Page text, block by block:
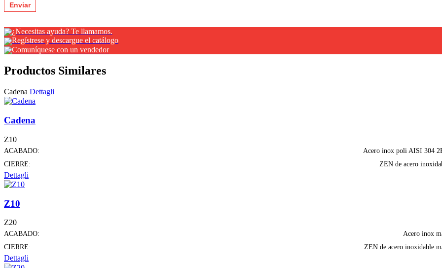
¿Necesitas ayuda? Te llamamos.
Regístrese y descargue el catálogo
Comuníquese con un vendedor
Productos Similares
Cadena Dettagli
Cadena
Z10
ACABADO:
Acero inox poli AISI 304
CIERRE:
ZEN de acero
Dettagli
Z10
Z20
ACABADO:
Acero inox
CIERRE:
ZEN de acero inoxidable
Dettagli